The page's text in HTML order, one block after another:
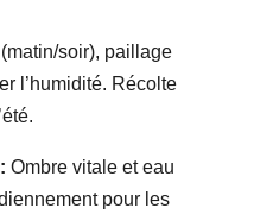
soir), paillage
l’humidité. Récolte
Ombre vitale et eau
pour les